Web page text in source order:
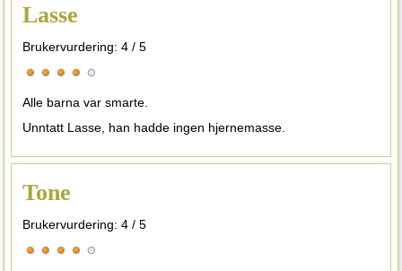
Lasse
Brukervurdering:4 /5
Alle barna var smarte.
Unntatt Lasse, han hadde ingen hjernemasse.
Tone
Brukervurdering:4 /5